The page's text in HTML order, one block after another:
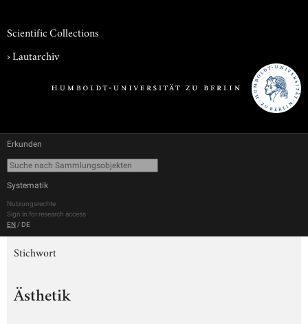
Scientific Collections
›Lautarchiv
Erkunden
Systematik
Nutzungsrechte
Sign in for research access
EN / DE
Stichwort
Ästhetik